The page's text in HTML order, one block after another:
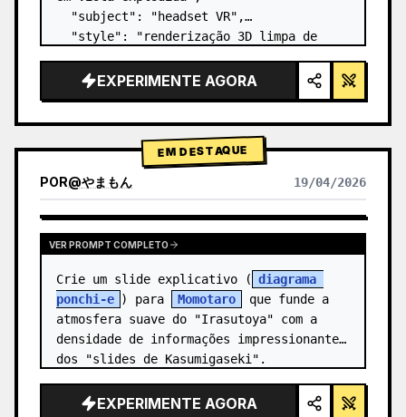
  "subject": "headset VR",
  "style": "renderização 3D limpa de
detalhes brilhantes",
  "background": "{argument
default=\"gradien…
EXPERIMENTE AGORA
EM DESTAQUE
POR@やまもん 19/04/2026
VER RESULTADOS DE OUTROS MODELOS
VER PROMPT COMPLETO
Crie um slide explicativo ( diagrama
ponchi-e ) para Momotaro
que funde a
atmosfera suave do "Irasutoya" com a
densidade de informações impressionante
dos "slides de Kasumigaseki".
EXPERIMENTE AGORA